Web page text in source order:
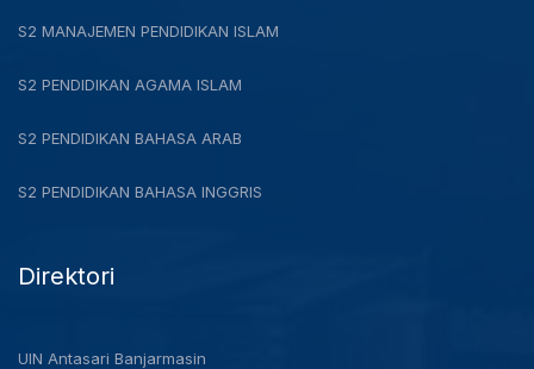
S2 MANAJEMEN PENDIDIKAN ISLAM
S2 PENDIDIKAN AGAMA ISLAM
S2 PENDIDIKAN BAHASA ARAB
S2 PENDIDIKAN BAHASA INGGRIS
Direktori
UIN Antasari Banjarmasin